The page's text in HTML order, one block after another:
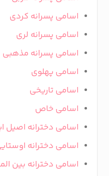
اسامی پسرانه کردی
اسامی پسرانه لری
اسامی پسرانه مذهبی
اسامی پهلوی
اسامی تاریخی
اسامی خاص
اسامی دخترانه اصیل
اسامی دخترانه
اسامی دخترانه بین